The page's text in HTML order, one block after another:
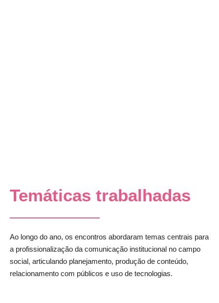
Temáticas trabalhadas
Ao longo do ano, os encontros abordaram temas centrais para
a profissionalização da comunicação institucional no campo
social, articulando planejamento, produção de conteúdo,
relacionamento com públicos e uso de tecnologias.